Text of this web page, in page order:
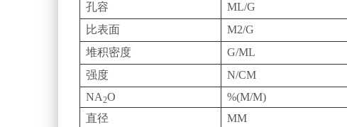
孔容
ML/G
比表面
M2/G
堆积密度
G/ML
强度
N/CM
NA2O %(M/M)
直径
MM